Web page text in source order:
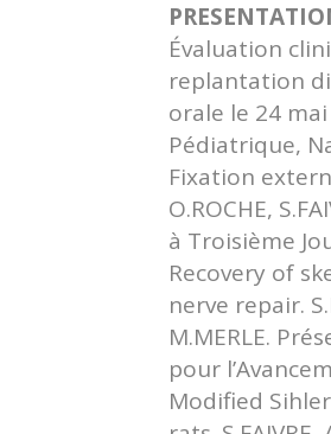
Évaluation
replantation
orale le 24
Pédiatrique,
Fixation
O.ROCHE,
à Troisième
Recovery of
nerve repair.
M.MERLE.
pour
Modified